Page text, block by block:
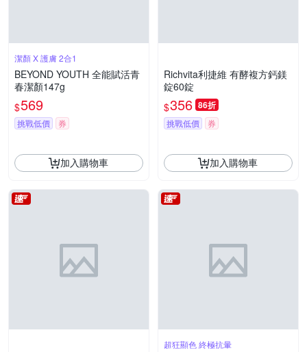
潔顏 X 護膚 2合1
BEYOND YOUTH 全能賦活青
春潔顏147g
$569
挑戰低價 券
加入購物車
Richvita利捷維 有酵複方鈣鎂
錠60錠
$356 86折
挑戰低價 券
加入購物車
超狂顯色 終極抗暈